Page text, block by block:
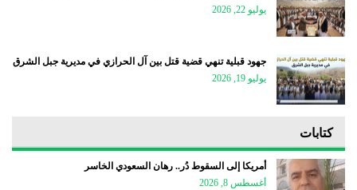
يوليو 22, 2026
جهود قبلية تنهي قضية قتل بين آل الحرازي في مديرية جبل الشرق
يوليو 19, 2026
كتابات
أمريكا إلى السقوط دُر.. رهان السعودي الخاسر
أغسطس 8, 2026